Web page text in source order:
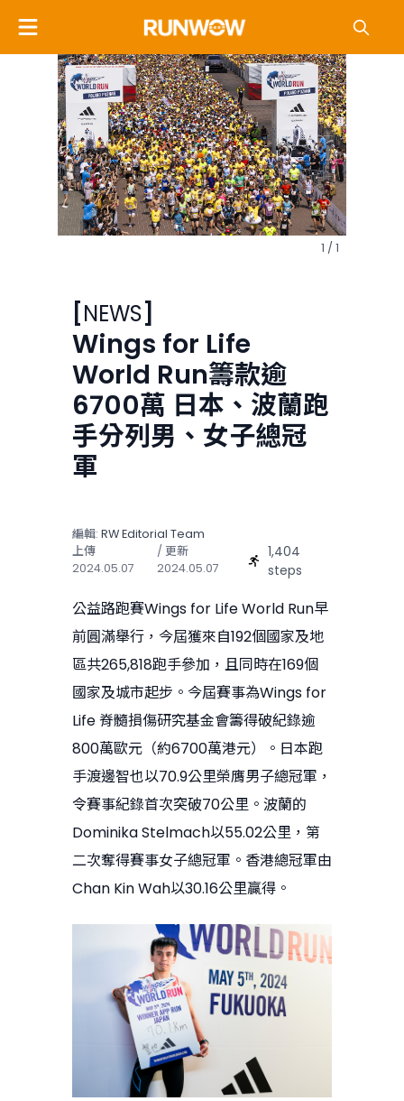
1 / 1
[NEWS]
Wings for Life
World Run籌款逾
6700萬 日本、波蘭跑
手分列男、女子總冠
軍
編輯: RW Editorial Team
上傳
2024.05.07
/ 更新
2024.05.07
1,404
steps
公益路跑賽Wings for Life World Run早
前圓滿舉行，今屆獲來自192個國家及地
區共265,818跑手參加，且同時在169個
國家及城市起步。今屆賽事為Wings for
Life 脊髓損傷研究基金會籌得破紀錄逾
800萬歐元（約6700萬港元）。日本跑
手渡邊智也以70.9公里榮膺男子總冠軍，
令賽事紀錄首次突破70公里。波蘭的
Dominika Stelmach以55.02公里，第
二次奪得賽事女子總冠軍。香港總冠軍由
Chan Kin Wah以30.16公里贏得。